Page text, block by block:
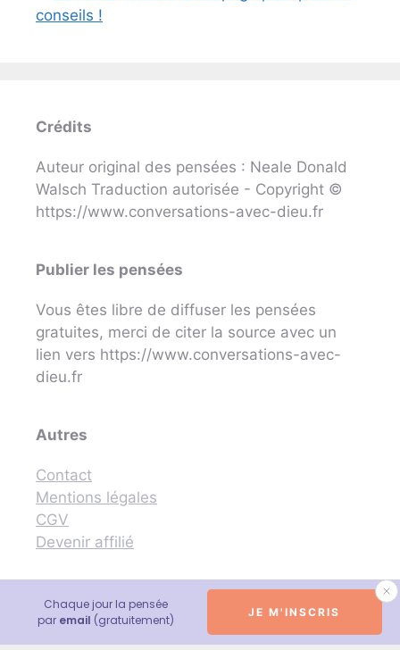
conseils !
Crédits
Auteur original des pensées : Neale Donald
Walsch Traduction autorisée - Copyright ©
https://www.conversations-avec-dieu.fr
Publier les pensées
Vous êtes libre de diffuser les pensées
gratuites, merci de citer la source avec un
lien vers https://www.conversations-avec-
dieu.fr
Autres
Contact
Mentions légales
CGV
Devenir affilié
© 2026 Conversations avec Dieu - Neale Donald Walsch
Chaque jour la pensée
par email (gratuitement) JE M'INSCRIS